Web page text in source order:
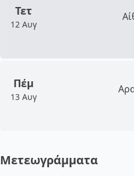
Τετ
12 Αυγ
Πέμ
13 Αυγ
Μετεωγράμματα